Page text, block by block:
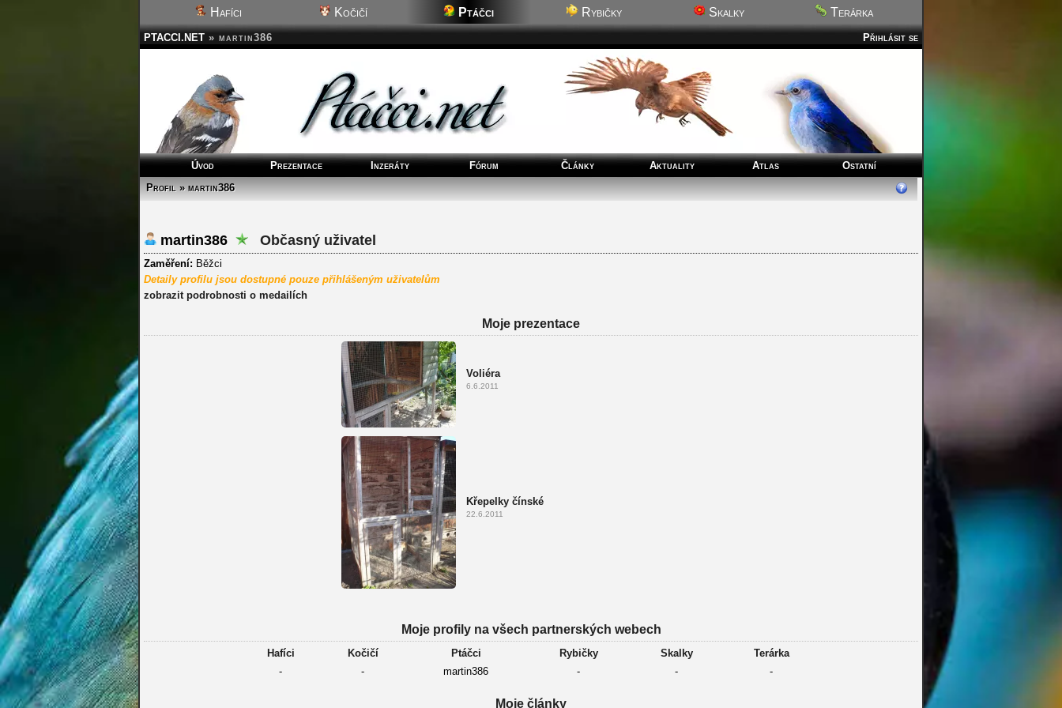
Hafíci Kočičí Ptáčci Rybičky Skalky Terárka
Přihlásit se
PTACCI.NET » martin386
Úvod Prezentace Inzeráty Fórum Články Aktuality Atlas
Ostatní
Profil » martin386
martin386 Občasný uživatel
Zaměření: Běžci
Detaily profilu jsou dostupné pouze přihlášeným uživatelům
zobrazit podrobnosti o medailích
Moje prezentace
Voliéra
6.6.2011
Křepelky čínské
22.6.2011
Moje profily na všech partnerských webech
Hafíci Kočičí Ptáčci Rybičky Skalky
Terárka
-
- martin386 - - -
Moje články